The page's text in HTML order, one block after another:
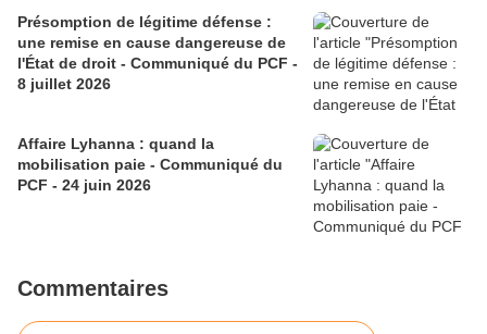
Présomption de légitime défense :
une remise en cause dangereuse de
l'État de droit - Communiqué du PCF -
8 juillet 2026
Affaire Lyhanna : quand la
mobilisation paie - Communiqué du
PCF - 24 juin 2026
Commentaires